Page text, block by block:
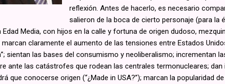
reflexión. Antes de hacerlo, es necesario
salieron de la boca de cierto personaje (para la
Media, con hijos en la calle y fortuna de origen dudoso,
claramente el aumento de las tensiones entre Estados
sientan las bases del consumismo y neoliberalismo; incrementan
ante las catástrofes que rodean las centrales termonucleares;
que conocerse origen (“¿Made in USA?”); marcan la popularidad